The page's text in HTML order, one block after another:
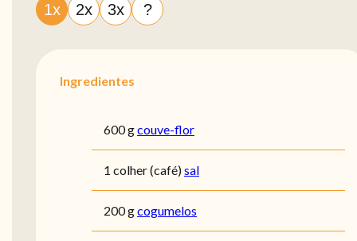
1x 2x 3x ?
Ingredientes
600 gcouve-flor
1 colher (café)sal
200 gcogumelos